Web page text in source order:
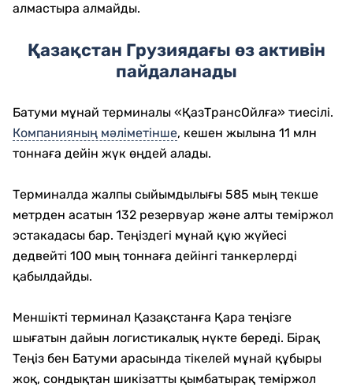
алмастыра алмайды.
Қазақстан Грузиядағы өз активін
пайдаланады
Батуми мұнай терминалы «ҚазТрансОйлға» тиесілі.
Компанияның мәліметінше, кешен жылына 11 млн
тоннаға дейін жүк өңдей алады.
Терминалда жалпы сыйымдылығы 585 мың текше
метрден асатын 132 резервуар және алты теміржол
эстакадасы бар. Теңіздегі мұнай құю жүйесі
дедвейті 100 мың тоннаға дейінгі танкерлерді
қабылдайды.
Меншікті терминал Қазақстанға Қара теңізге
шығатын дайын логистикалық нүкте береді. Бірақ
Теңіз бен Батуми арасында тікелей мұнай құбыры
жоқ, сондықтан шикізатты қымбатырақ теміржол